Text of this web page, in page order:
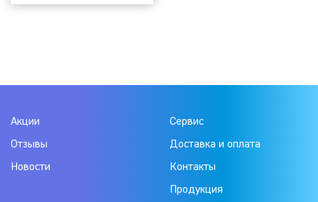
Акции
Отзывы
Новости
Сервис
Доставка и оплата
Контакты
Продукция